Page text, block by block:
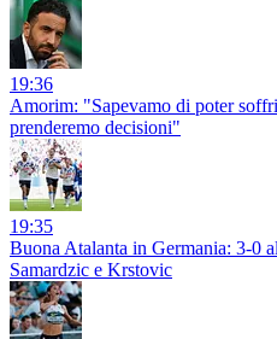
19:36
Amorim: "Sapevamo di poter
prenderemo decisioni"
19:35
Buona Atalanta in Germania: 3-0
Samardzic e Krstovic